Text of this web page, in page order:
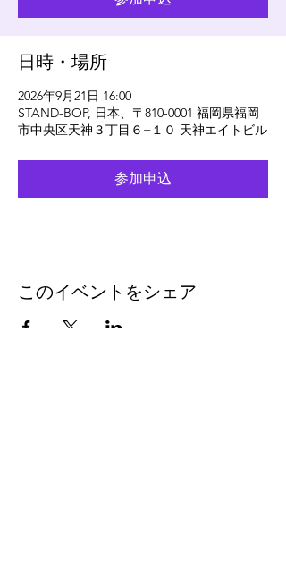
日時・場所
2026年9月21日 16:00
STAND-BOP, 日本、〒810-0001 福岡県福岡
市中央区天神３丁目６−１０ 天神エイトビル
参加申込
このイベントをシェア